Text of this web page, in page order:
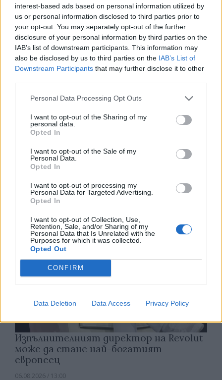
interest-based ads based on personal information utilized by
us or personal information disclosed to third parties prior to
your opt-out. You may separately opt-out of the further
disclosure of your personal information by third parties on the
IAB’s list of downstream participants. This information may
also be disclosed by us to third parties on the IAB’s List of
Downstream Participants that may further disclose it to other
Personal Data Processing Opt Outs
I want to opt-out of the Sharing of my
personal data.
Opted In
I want to opt-out of the Sale of my
Personal Data.
Opted In
I want to opt-out of processing my
Personal Data for Targeted Advertising.
Opted In
I want to opt-out of Collection, Use,
Retention, Sale, and/or Sharing of my
Personal Data that Is Unrelated with the
Purposes for which it was collected.
Opted Out
CONFIRM
Data Deletion Data Access Privacy Policy
да възобнови работата на въглищна
електроцентрала
06.08.2026 / 15:30
Изпълнителният директор на Revolut
може да стане най-богатият
европеец
06.08.2026 / 13:00